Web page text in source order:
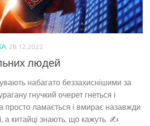
28.12.2022
людей
набагато беззахиснішими за
гнучкий очерет гнеться і
просто ламається і вмирає назавжди
а китайці знають, що кажуть. ✍️